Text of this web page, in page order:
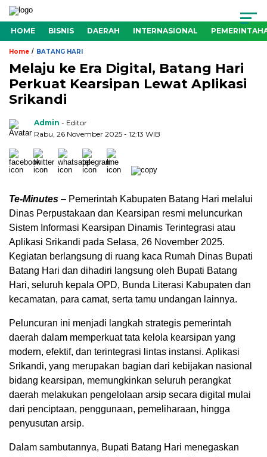
HOME BISNIS DAERAH INTERNASIONAL
Home / BATANG HARI
Melaju ke Era Digital, Batang Hari
Perkuat Kearsipan Lewat Aplikasi
Srikandi
Admin - Editor
Rabu, 26 November 2025 - 12:13 WIB
Te-Minutes – Pemerintah Kabupaten Batang Hari melalui
Dinas Perpustakaan dan Kearsipan resmi meluncurkan
Sistem Informasi Kearsipan Dinamis Terintegrasi atau
Aplikasi Srikandi pada Selasa, 26 November 2025.
Kegiatan berlangsung di ruang kaca Rumah Dinas Bupati
Batang Hari dan dihadiri langsung oleh Bupati Batang
Hari, seluruh kepala OPD, Bunda Literasi Kabupaten dan
kecamatan, para camat, serta tamu undangan lainnya.
Peluncuran ini menjadi langkah strategis pemerintah
daerah dalam memperkuat tata kelola kearsipan yang
modern, efektif, dan terintegrasi lintas instansi. Aplikasi
Srikandi, yang merupakan bagian dari kebijakan nasional
bidang kearsipan, memungkinkan seluruh perangkat
daerah melakukan pengelolaan arsip secara digital mulai
dari penciptaan, penggunaan, pemeliharaan, hingga
penyusutan arsip.
Dalam sambutannya, Bupati Batang Hari menegaskan